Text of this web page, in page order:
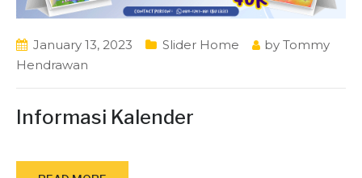
January 13, 2023 Slider Home by Tommy
Hendrawan
Informasi Kalender